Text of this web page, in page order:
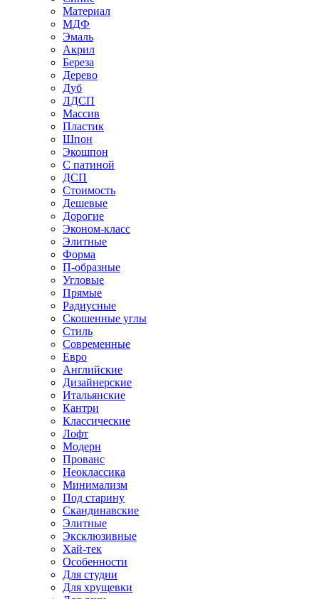
Материал
МДФ
Эмаль
Акрил
Береза
Дерево
Дуб
ЛДСП
Массив
Пластик
Шпон
Экошпон
С патиной
ДСП
Стоимость
Дешевые
Дорогие
Эконом-класс
Элитные
Форма
П-образные
Угловые
Прямые
Радиусные
Скошенные углы
Стиль
Современные
Евро
Английские
Дизайнерские
Итальянские
Кантри
Классические
Лофт
Модерн
Прованс
Неоклассика
Минимализм
Под старину
Скандинавские
Элитные
Эксклюзивные
Хай-тек
Особенности
Для студии
Для хрущевки